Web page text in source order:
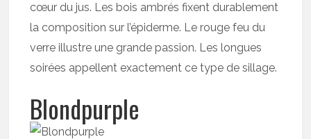
cœur du jus. Les bois ambrés fixent durablement
la composition sur l’épiderme. Le rouge feu du
verre illustre une grande passion. Les longues
soirées appellent exactement ce type de sillage.
Blondpurple